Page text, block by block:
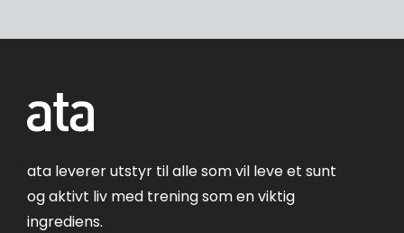
ata leverer utstyr til alle som vil leve et sunt
og aktivt liv med trening som en viktig
ingrediens.